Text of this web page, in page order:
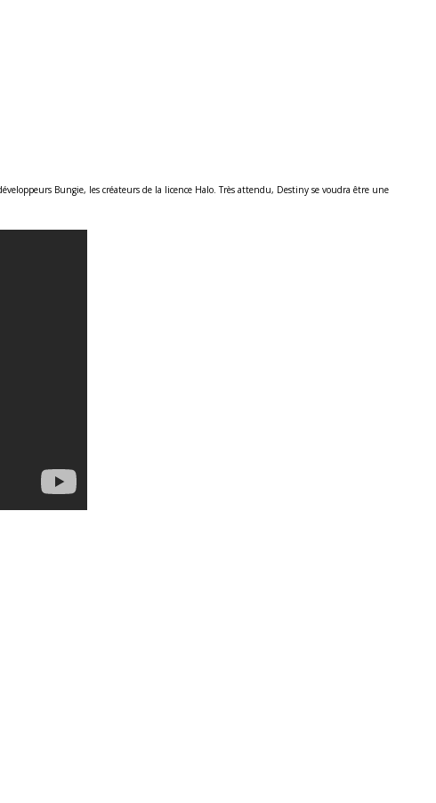
Bungie, les créateurs de la licence Halo. Très attendu, Destiny se voudra être une